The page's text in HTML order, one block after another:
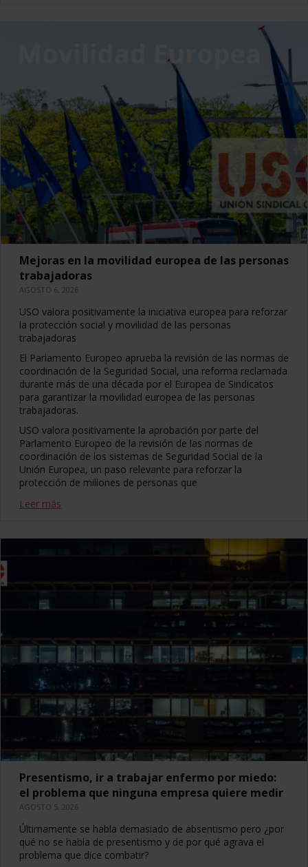
Mejoras en la movilidad europea de las personas
trabajadoras
AGOSTO 6, 2026
USO valora positivamente la iniciativa europea para reforzar
la protección social y movilidad de las personas
trabajadoras
El Parlamento Europeo aprueba la revisión de las normas de
coordinación de la Seguridad Social, una reforma reclamada
durante más de una década por el Europea de Sindicatos
para garantizar la movilidad europea de las personas
trabajadoras.
USO valora positivamente la aprobación por parte del
Parlamento Europeo de la revisión de las normas de
coordinación de los sistemas de Seguridad Social de la
Unión Europea, un paso relevante para reforzar la
protección de millones de personas que
Leer más
Presentismo, ir a trabajar enfermo por miedo:
el problema que ninguna empresa quiere medir
AGOSTO 5, 2026
Últimamente se habla demasiado de absentismo pero ¿por
qué no se habla de presentismo y de por qué agrava el
problema que dice combatir?